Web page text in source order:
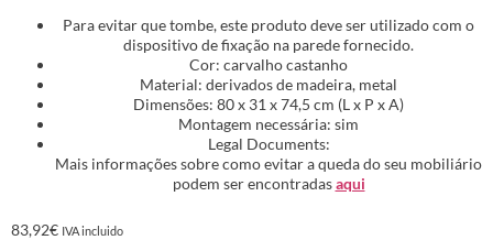
Para evitar que tombe, este produto deve ser utilizado com o
dispositivo de fixação na parede fornecido.
Cor: carvalho castanho
Material: derivados de madeira, metal
Dimensões: 80 x 31 x 74,5 cm (L x P x A)
Montagem necessária: sim
Legal Documents:
Mais informações sobre como evitar a queda do seu mobiliário
podem ser encontradasaqui
83,92€ IVA incluido